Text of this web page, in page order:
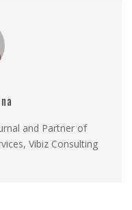
and Partner of
Vibiz Consulting